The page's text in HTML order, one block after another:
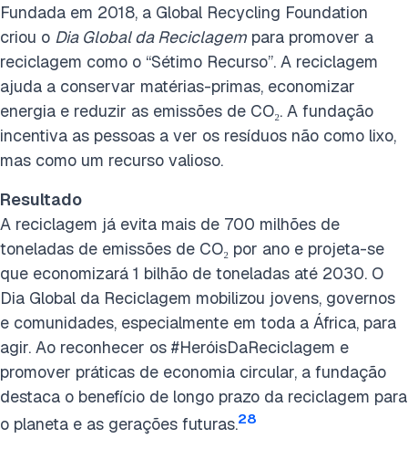
Fundada em 2018, a Global Recycling Foundation
criou o Dia Global da Reciclagem para promover a
reciclagem como o “Sétimo Recurso”. A reciclagem
ajuda a conservar matérias-primas, economizar
energia e reduzir as emissões de CO₂. A fundação
incentiva as pessoas a ver os resíduos não como lixo,
mas como um recurso valioso.
Resultado
A reciclagem já evita mais de 700 milhões de
toneladas de emissões de CO₂ por ano e projeta-se
que economizará 1 bilhão de toneladas até 2030. O
Dia Global da Reciclagem mobilizou jovens, governos
e comunidades, especialmente em toda a África, para
agir. Ao reconhecer os #HeróisDaReciclagem e
promover práticas de economia circular, a fundação
destaca o benefício de longo prazo da reciclagem para
o planeta e as gerações futuras.28